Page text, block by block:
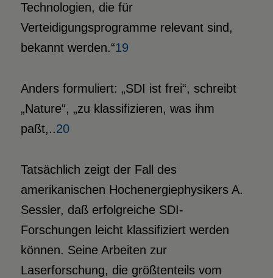
Technologien, die für
Verteidigungsprogramme relevant sind,
bekannt werden.“19
Anders formuliert: „SDI ist frei“, schreibt
„Nature“, „zu klassifizieren, was ihm
paßt,..20
Tatsächlich zeigt der Fall des
amerikanischen Hochenergiephysikers A.
Sessler, daß erfolgreiche SDI-
Forschungen leicht klassifiziert werden
können. Seine Arbeiten zur
Laserforschung, die größtenteils vom